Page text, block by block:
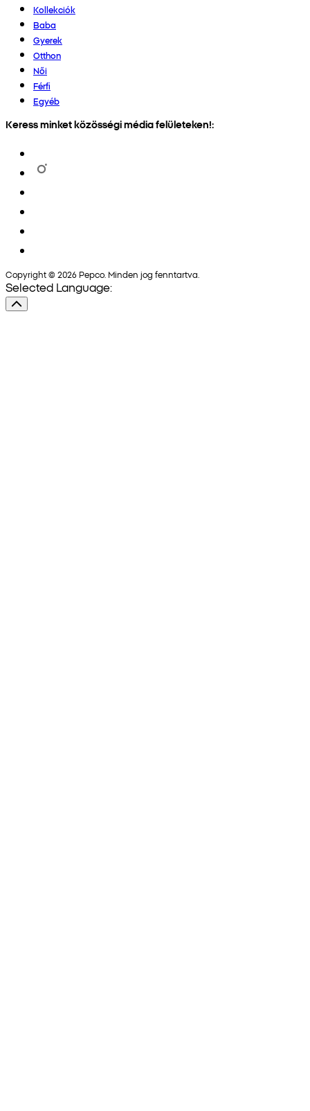
Kollekciók
Baba
Gyerek
Otthon
Női
Férfi
Egyéb
Keress minket közösségi média felületeken!:
Copyright © 2026 Pepco. Minden jog fenntartva.
Selected Language: